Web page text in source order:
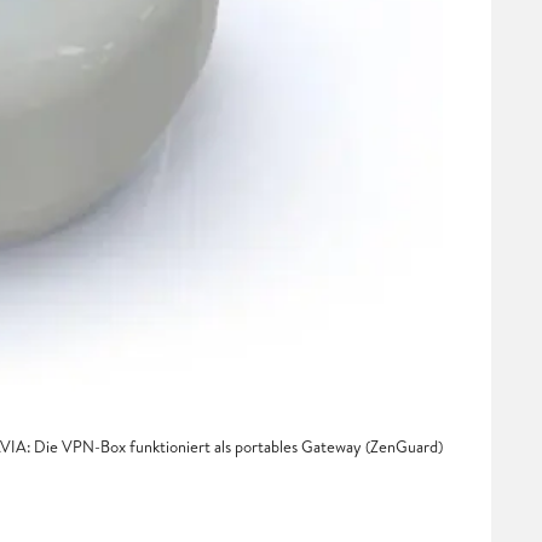
Die VPN-Box funktioniert als portables Gateway (ZenGuard)